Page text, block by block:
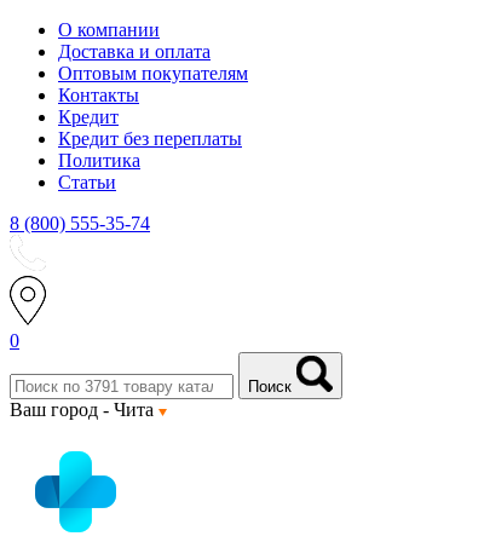
О компании
Доставка и оплата
Оптовым покупателям
Контакты
Кредит
Кредит без переплаты
Политика
Статьи
8 (800) 555-35-74
0
Поиск
Ваш город - Чита